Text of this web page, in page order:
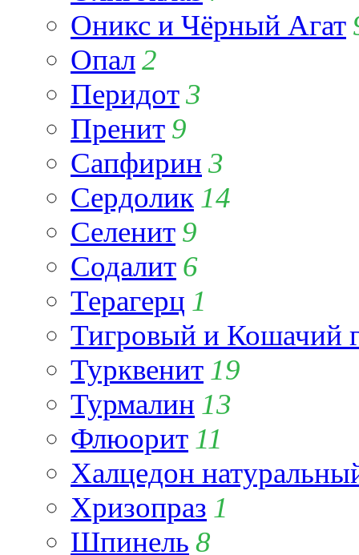
Оникс и Чёрный Агат
Опал2
Перидот3
Пренит 9
Сапфирин 3
Сердолик 14
Селенит 9
Содалит 6
Терагерц 1
Тигровый и Кошачий
Турквенит 19
Турмалин 13
Флюорит 11
Халцедон
Хризопраз 1
Шпинель 8